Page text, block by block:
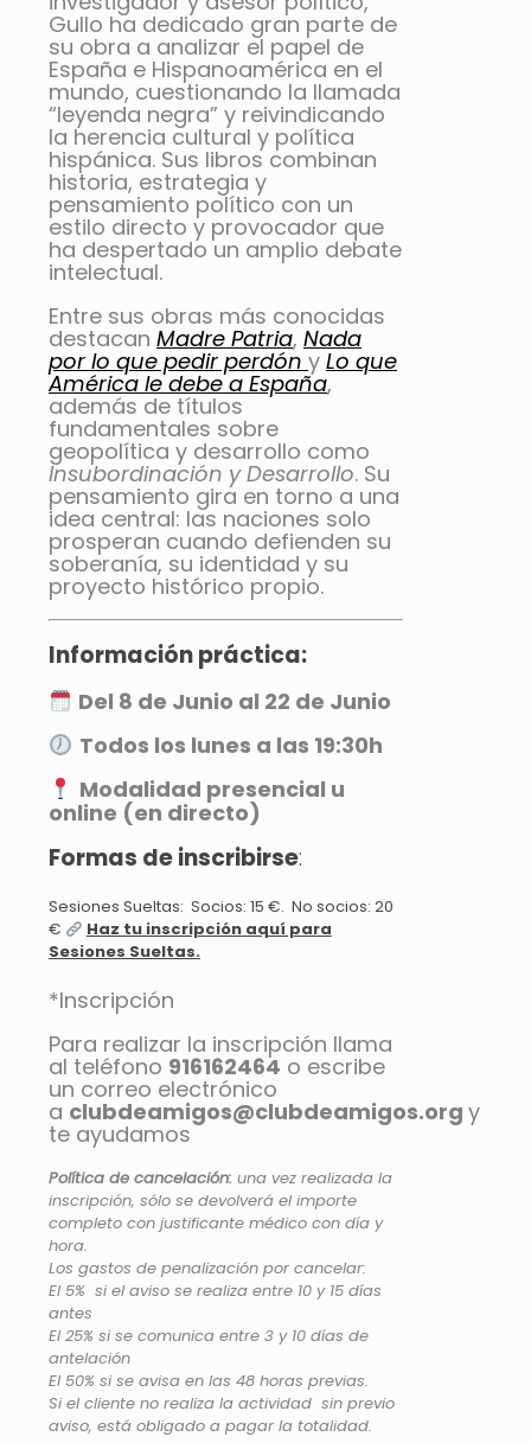
Gullo ha dedicado gran parte de
su obra a analizar el papel de
España e Hispanoamérica en el
mundo, cuestionando la llamada
“leyenda negra” y reivindicando
la herencia cultural y política
hispánica. Sus libros combinan
historia, estrategia y
pensamiento político con un
estilo directo y provocador que
ha despertado un amplio debate
intelectual.
Entre sus obras más conocidas
destacan Madre Patria, Nada
por lo que pedir perdón y Lo que
América le debe a España,
además de títulos
fundamentales sobre
geopolítica y desarrollo como
Insubordinación y Desarrollo. Su
pensamiento gira en torno a una
idea central: las naciones solo
prosperan cuando defienden su
soberanía, su identidad y su
proyecto histórico propio.
Información práctica:
Del 8 de Junio al 22 de Junio
Todos los lunes a las 19:30h
Modalidad presencial u
online (en directo)
Formas de inscribirse:
Sesiones Sueltas: Socios: 15 €. No socios: 20
€
Haz tu inscripción aquí para
Sesiones Sueltas.
*Inscripción
Para realizar la inscripción llama
al teléfono 916162464 o escribe
un correo electrónico
a clubdeamigos@clubdeamigos.org y
te ayudamos
Política de cancelación: una vez realizada la
inscripción, sólo se devolverá el importe
completo con justificante médico con día y
hora.
Los gastos de penalización por cancelar:
El 5% si el aviso se realiza entre 10 y 15 días
antes
El 25% si se comunica entre 3 y 10 días de
antelación
El 50% si se avisa en las 48 horas previas.
Si el cliente no realiza la actividad sin previo
aviso, está obligado a pagar la totalidad.